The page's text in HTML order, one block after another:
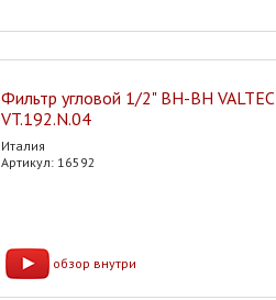
обзор внутри
Фильтр угловой 1/2" ВН-ВН VALTEC
VT.192.N.04
Италия
Артикул: 16592